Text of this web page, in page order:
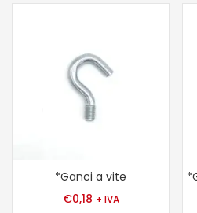
*Ganci a vite
€0,18 + IVA